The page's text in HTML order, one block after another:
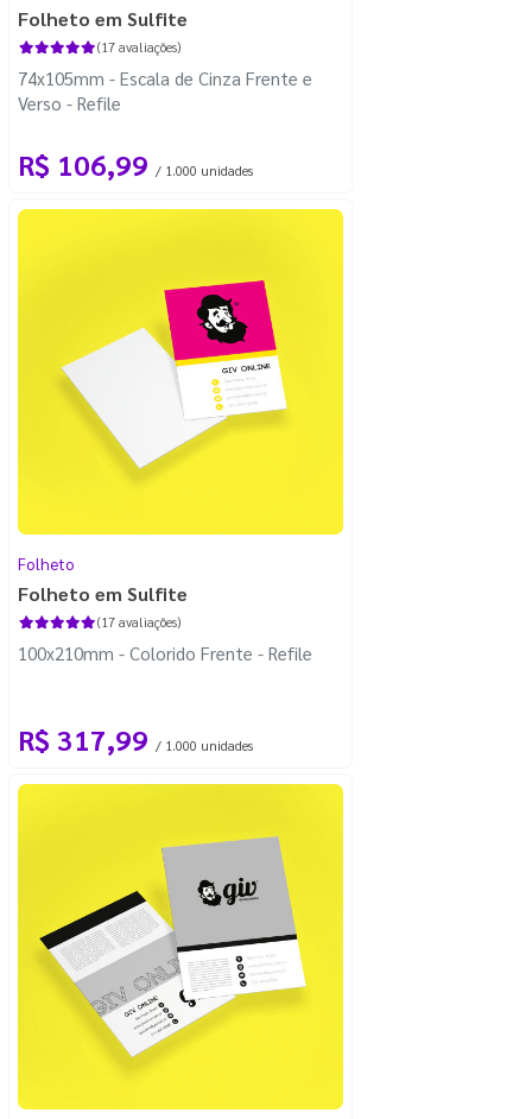
Folheto em Sulfite
(17 avaliações)
74x105mm - Escala de Cinza Frente e
Verso - Refile
R$ 106,99 / 1.000 unidades
Folheto
Folheto em Sulfite
(17 avaliações)
100x210mm - Colorido Frente - Refile
R$ 317,99 / 1.000 unidades